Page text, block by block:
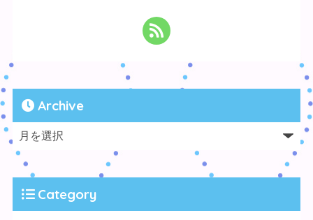
Archive
Category